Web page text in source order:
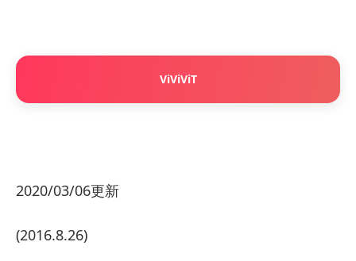
ViViViT
2020/03/06更新
(2016.8.26)